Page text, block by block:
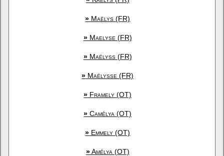
» Maëlys (FR)
»Maelyse (FR)
»Maëlyss (FR)
» Maëlysse (FR)
» Framely (OT)
» Camélya (OT)
» Emmely (OT)
»Amélya (OT)